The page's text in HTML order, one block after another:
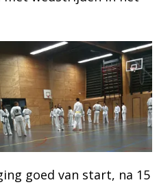
goed van start, na 15